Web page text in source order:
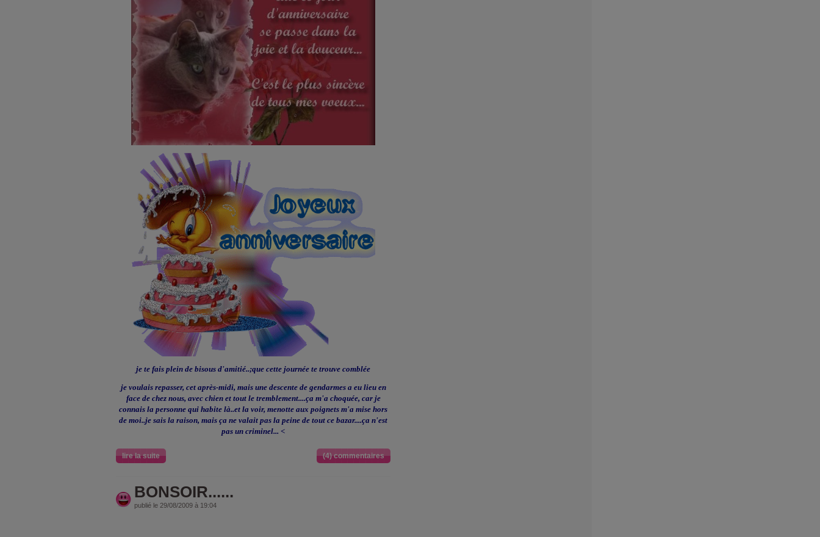
je te fais plein de bisous d'amitié..;que cette journée te trouve comblée
je voulais repasser, cet après-midi, mais une descente de gendarmes a eu lieu en
face de chez nous, avec chien et tout le tremblement....ça m'a choquée, car je
connais la personne qui habite là..et la voir, menotte aux poignets m'a mise hors
de moi..je sais la raison, mais ça ne valait pas la peine de tout ce bazar....ça n'est
pas un criminel... <
lire la suite (4) commentaires
BONSOIR......
publié le 29/08/2009 à 19:04